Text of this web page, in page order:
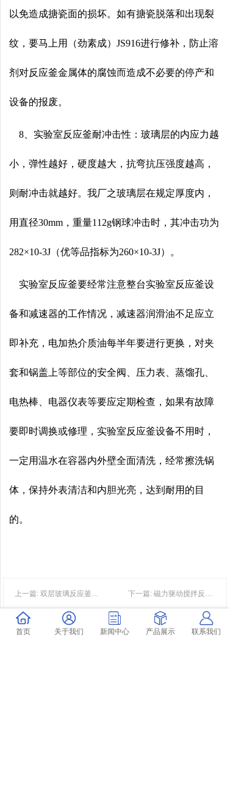
以免造成搪瓷面的损坏。如有搪瓷脱落和出现裂
纹，要马上用（劲素成）JS916进行修补，防止溶
剂对反应釜金属体的腐蚀而造成不必要的停产和
设备的报废。
8、实验室反应釜耐冲击性：玻璃层的内应力越
小，弹性越好，硬度越大，抗弯抗压强度越高，
则耐冲击就越好。我厂之玻璃层在规定厚度内，
用直径30mm，重量112g钢球冲击时，其冲击功为
282×10-3J（优等品指标为260×10-3J）。
实验室反应釜要经常注意整台实验室反应釜设
备和减速器的工作情况，减速器润滑油不足应立
即补充，电加热介质油每半年要进行更换，对夹
套和锅盖上等部位的安全阀、压力表、蒸馏孔、
电热棒、电器仪表等要应定期检查，如果有故障
要即时调换或修理，实验室反应釜设备不用时，
一定用温水在容器内外壁全面清洗，经常擦洗锅
体，保持外表清洁和内胆光亮，达到耐用的目
的。
上一篇: 双层玻璃反应釜的技术参数 下一篇: 磁力驱动搅拌反应釜的特点
首页 关于我们 新闻中心 产品展示 联系我们